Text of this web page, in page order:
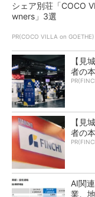
シェア別荘「COCO
wners」3選
PR(COCO VILLA on GOETHE)
【見
者の
【見
者の
AI関
業、